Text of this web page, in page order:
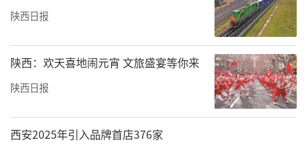
陕西日报
陕西：欢天喜地闹元宵 文旅盛宴等你来
陕西日报
西安2025年引入品牌首店376家